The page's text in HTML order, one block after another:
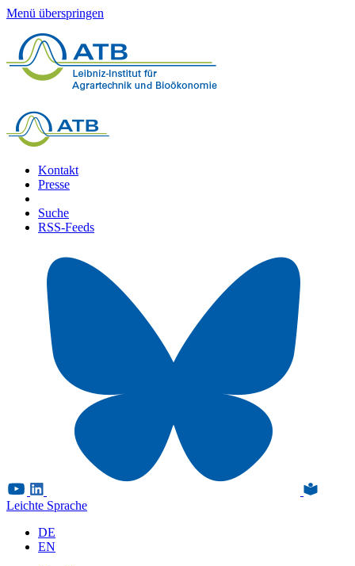
Menü überspringen
Kontakt
Presse
Suche
RSS-Feeds
Leichte Sprache
DE
EN